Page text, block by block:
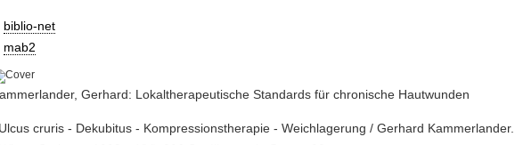
biblio-net
mab2
Gerhard: Lokaltherapeutische Standards für chronische Hautwunden
cruris - Dekubitus - Kompressionstherapie - Weichlagerung / Gerhard Kammerlander.